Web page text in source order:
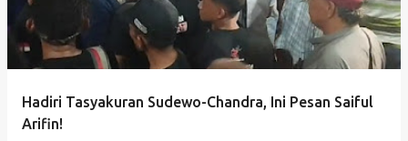
Hadiri Tasyakuran Sudewo-Chandra, Ini Pesan Saiful
Arifin!